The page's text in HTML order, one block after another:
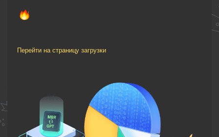
Перейти на страницу загрузки